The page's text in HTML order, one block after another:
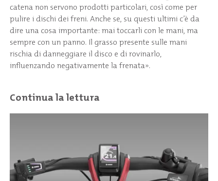
catena non servono prodotti particolari, così come per
pulire i dischi dei freni. Anche se, su questi ultimi c’è da
dire una cosa importante: mai toccarli con le mani, ma
sempre con un panno. Il grasso presente sulle mani
rischia di danneggiare il disco e di rovinarlo,
influenzando negativamente la frenata».
Continua la lettura